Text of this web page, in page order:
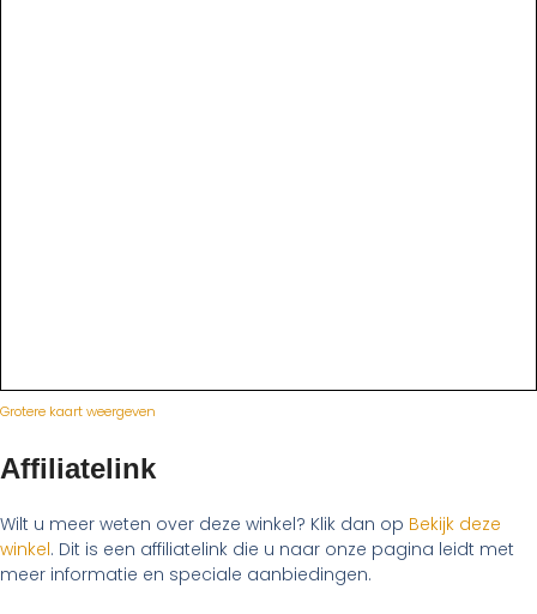
Grotere kaart weergeven
Affiliatelink
Wilt u meer weten over deze winkel? Klik dan op Bekijk deze
winkel. Dit is een affiliatelink die u naar onze pagina leidt met
meer informatie en speciale aanbiedingen.